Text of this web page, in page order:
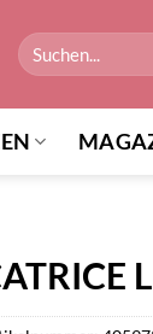
Suchen
nach: